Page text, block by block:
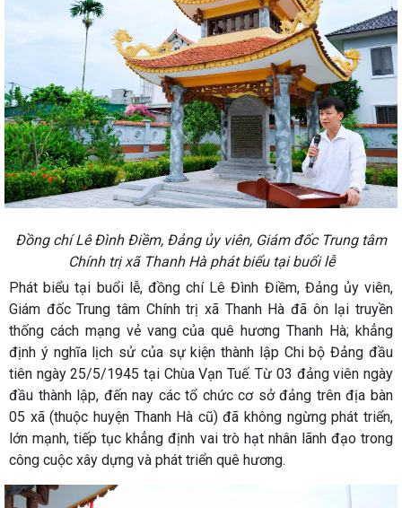
Đồng chí Lê Đình Điềm, Đảng ủy viên, Giám đốc Trung tâm
Chính trị xã Thanh Hà phát biểu tại buổi lễ
Phát biểu tại buổi lễ, đồng chí Lê Đình Điềm, Đảng ủy viên,
Giám đốc Trung tâm Chính trị xã Thanh Hà đã ôn lại truyền
thống cách mạng vẻ vang của quê hương Thanh Hà; khẳng
định ý nghĩa lịch sử của sự kiện thành lập Chi bộ Đảng đầu
tiên ngày 25/5/1945 tại Chùa Vạn Tuế. Từ 03 đảng viên ngày
đầu thành lập, đến nay các tổ chức cơ sở đảng trên địa bàn
05 xã (thuộc huyện Thanh Hà cũ) đã không ngừng phát triển,
lớn mạnh, tiếp tục khẳng định vai trò hạt nhân lãnh đạo trong
công cuộc xây dựng và phát triển quê hương.